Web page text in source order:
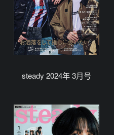
steady 2024年 3月号